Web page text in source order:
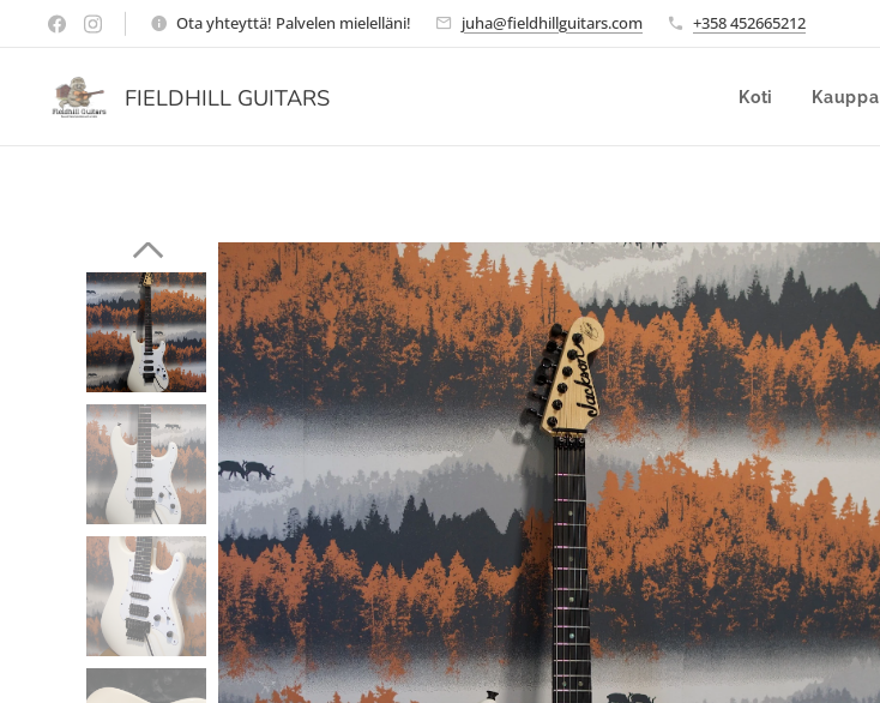
Ota yhteyttä! Palvelen mielelläni! juha@fieldhillguitars.com +358 452665212
FIELDHILL GUITARS Koti Kauppa